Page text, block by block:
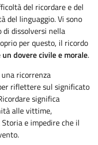
del ricordare e del
del linguaggio. Vi sono
dissolversi nella
per questo, il ricordo
un dovere civile e morale.
ricorrenza
riflettere sul significato
significa
alle vittime,
e impedire che il